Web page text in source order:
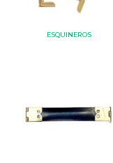
ESQUINEROS